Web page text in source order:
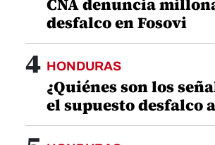
CNA denuncia
desfalco en Fosovi
4 HONDURAS
¿Quiénes son los
el supuesto desfalco